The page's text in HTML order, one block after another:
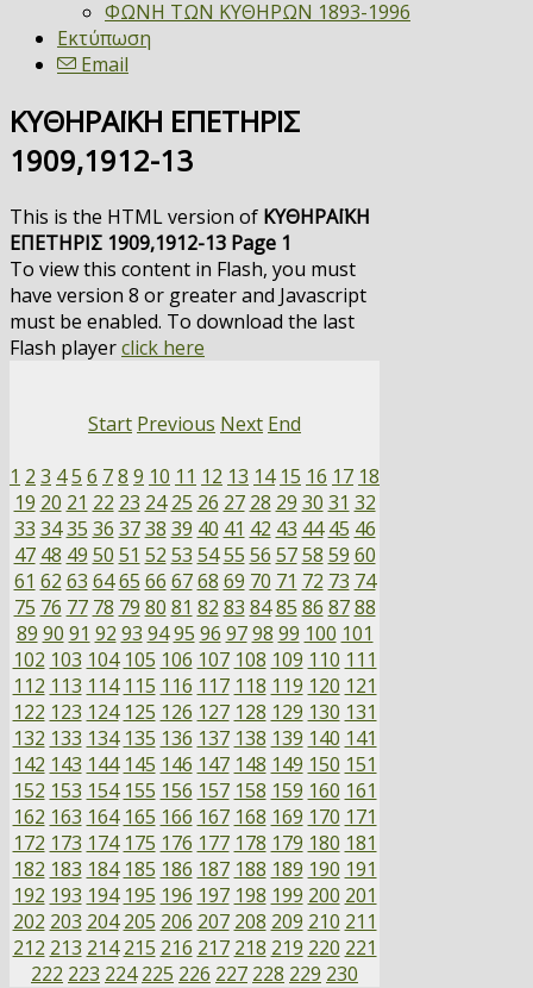
ΦΩΝΗ ΤΩΝ ΚΥΘΗΡΩΝ 1893-1996
Εκτύπωση
Email
ΚΥΘΗΡΑΪΚΗ ΕΠΕΤΗΡΙΣ
1909,1912-13
This is the HTML version of ΚΥΘΗΡΑΪΚΗ
ΕΠΕΤΗΡΙΣ 1909,1912-13 Page 1
To view this content in Flash, you must
have version 8 or greater and Javascript
must be enabled. To download the last
Flash playerclick here
Start Previous Next End
1 2 3 45 6 78 9 10 11 12 13 14 15 16 17 18
19 20 21 22 23 24 25 26 27 28 29 30 31 32
33 34 35 36 37 38 39 40 41 42 43 44 45 46
47 48 49 50 51 52 53 54 55 56 57 58 59 60
61 62 63 64 65 66 67 68 69 70 71 72 73 74
75 76 77 78 79 80 81 82 83 84 85 86 87 88
89 90 91 92 93 94 95 96 97 98 99 100 101
102 103 104 105 106 107 108 109 110 111
112 113 114 115 116 117 118 119 120 121
122 123 124 125 126 127 128 129 130 131
132 133 134 135 136 137 138 139 140 141
142 143 144 145 146 147 148 149 150 151
152 153 154 155 156 157 158 159 160 161
162 163 164 165 166 167 168 169 170 171
172 173 174 175 176 177 178 179 180 181
182 183 184 185 186 187 188 189 190 191
192 193 194 195 196 197 198 199 200 201
202 203 204 205 206 207 208 209 210 211
212 213 214 215 216 217 218 219 220 221
222 223 224 225 226 227 228 229 230